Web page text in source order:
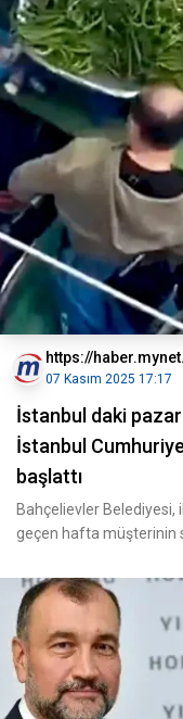
https://
07 Kasım 2025 17:17
İstanbul daki
İstanbul
başlattı
Bahçelievler Belediyesi,
geçen hafta müşterinin